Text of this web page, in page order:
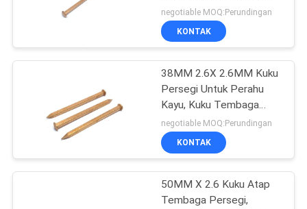
PENAWARAN
SITEMAP
PRIVACY
POLICY
Kuku Cincin Shank
Kuku Betis Sekrup
14
Warna Alami Keling
negotiable MOQ:Perundingan
KONTAK
38MM 2.6X 2.6MM Kuku
Persegi Untuk Perahu
Kayu, Kuku Tembaga
Kepala Mawar
negotiable MOQ:Perundingan
KONTAK
50MM X 2.6 Kuku Atap
Tembaga Persegi,